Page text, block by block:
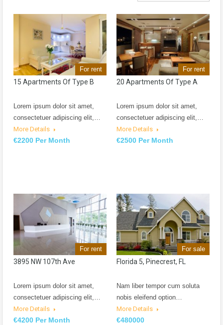
For rent
15 Apartments Of Type B
Lorem ipsum dolor sit amet,
consectetuer adipiscing elit,…
More Details
€2200 Per Month
For rent
20 Apartments Of Type A
Lorem ipsum dolor sit amet,
consectetuer adipiscing elit,…
More Details
€2500 Per Month
For rent
3895 NW 107th Ave
Lorem ipsum dolor sit amet,
consectetuer adipiscing elit,…
More Details
€4200 Per Month
For sale
Florida 5, Pinecrest, FL
Nam liber tempor cum soluta
nobis eleifend option…
More Details
€480000